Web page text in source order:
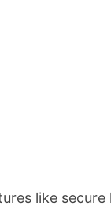
like